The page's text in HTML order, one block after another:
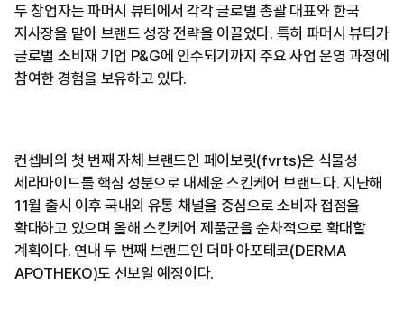
두 창업자는 파머시 뷰티에서 각각 글로벌 총괄 대표와 한국
지사장을 맡아 브랜드 성장 전략을 이끌었다. 특히 파머시 뷰티가
글로벌 소비재 기업 P&G에 인수되기까지 주요 사업 운영 과정에
참여한 경험을 보유하고 있다.
컨셉비의 첫 번째 자체 브랜드인 페이보릿(fvrts)은 식물성
세라마이드를 핵심 성분으로 내세운 스킨케어 브랜드다. 지난해
11월 출시 이후 국내외 유통 채널을 중심으로 소비자 접점을
확대하고 있으며 올해 스킨케어 제품군을 순차적으로 확대할
계획이다. 연내 두 번째 브랜드인 더마 아포테코(DERMA
APOTHEKO)도 선보일 예정이다.